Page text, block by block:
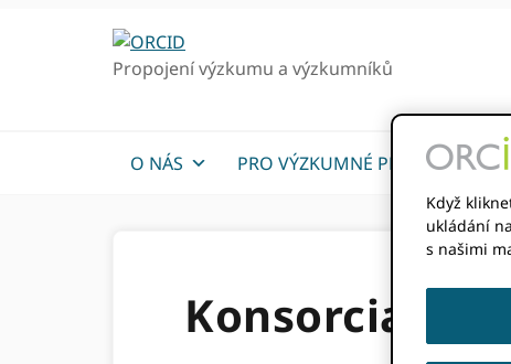
Propojení výzkumu a výzkumníků
O NÁS PRO VÝZKUMNÉ PRACOVNÍKY
Konsorcia
Když
ukládání
s našimi